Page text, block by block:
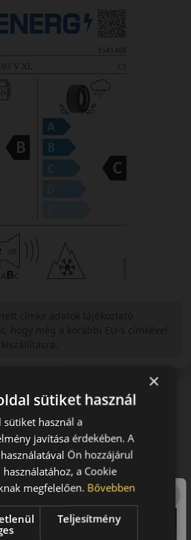
6
a téli
Continental-csoporthoz tartozó
amelyet a mindennapi autósok
×
sütiket használ
sütiket használ a
javítása érdekében. A
Ön hozzájárul
használatához, a Cookie
megfelelően. Bővebben
Teljesítmény